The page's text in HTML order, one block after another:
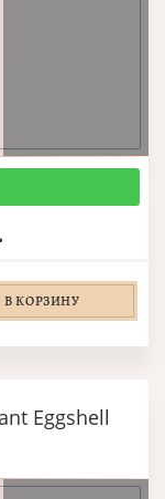
В КОРЗИНУ
Eggshell